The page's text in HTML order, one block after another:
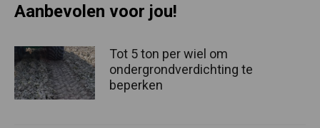
Aanbevolen voor jou!
Tot 5 ton per wiel om
ondergrondverdichting te
beperken